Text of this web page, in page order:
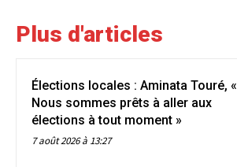
Plus d'articles
Élections locales : Aminata Touré, «
Nous sommes prêts à aller aux
élections à tout moment »
7 août 2026 à 13:27